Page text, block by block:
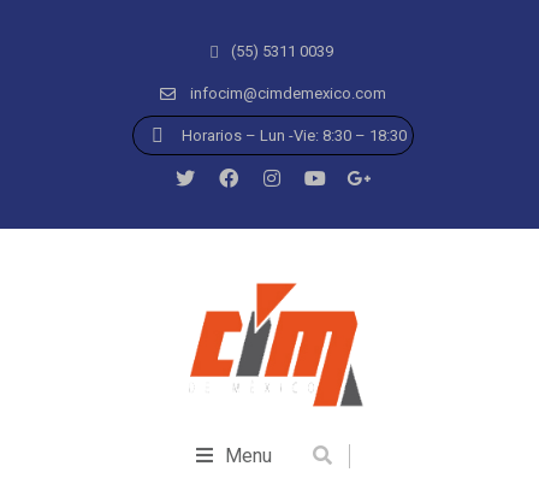
(55) 5311 0039
infocim@cimdemexico.com
Horarios – Lun -Vie: 8:30 – 18:30
Menu